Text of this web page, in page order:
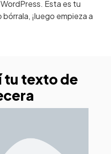
Esta es tu
¡luego empieza a
tu texto de